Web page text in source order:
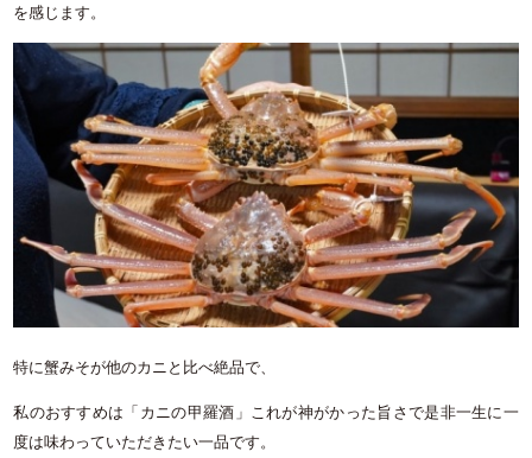
を感じます。
特に蟹みそが他のカニと比べ絶品で、
私のおすすめは「カニの甲羅酒」これが神がかった旨さで是非一生に一
度は味わっていただきたい一品です。